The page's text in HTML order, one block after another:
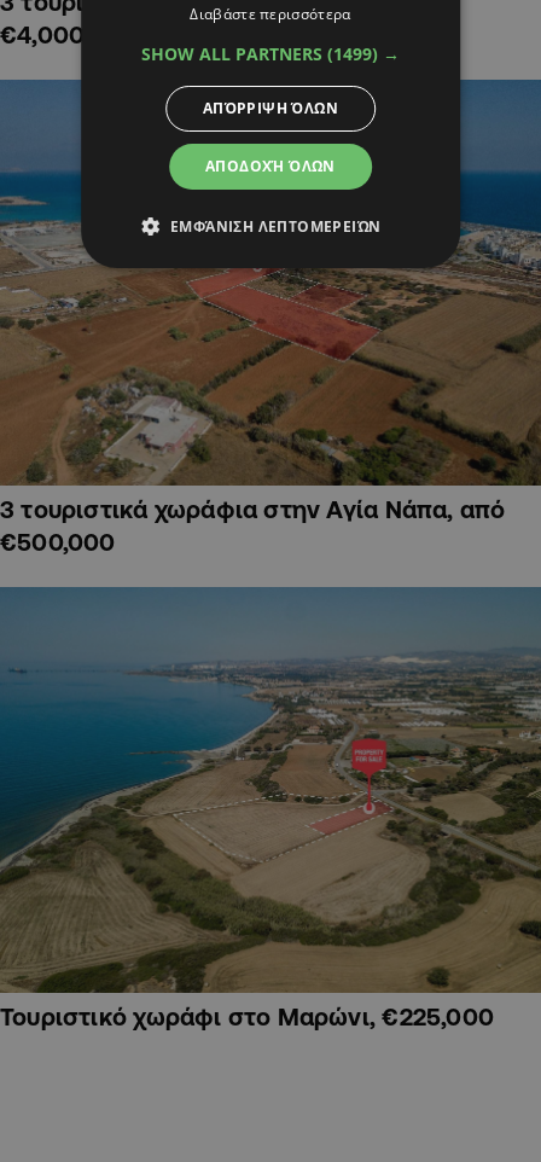
€4,000,000
3 τουριστικά χωράφια στην Αγία Νάπα, από
€500,000
Τουριστικό χωράφι στο Μαρώνι, €225,000
Διαβάστε περισσότερα
SHOW ALL PARTNERS (1499) →
ΑΠΟΔΟΧΉ ΌΛΩΝ
ΑΠΌΡΡΙΨΗ ΌΛΩΝ
ΕΜΦΆΝΙΣΗ ΛΕΠΤΟΜΕΡΕΙΏΝ